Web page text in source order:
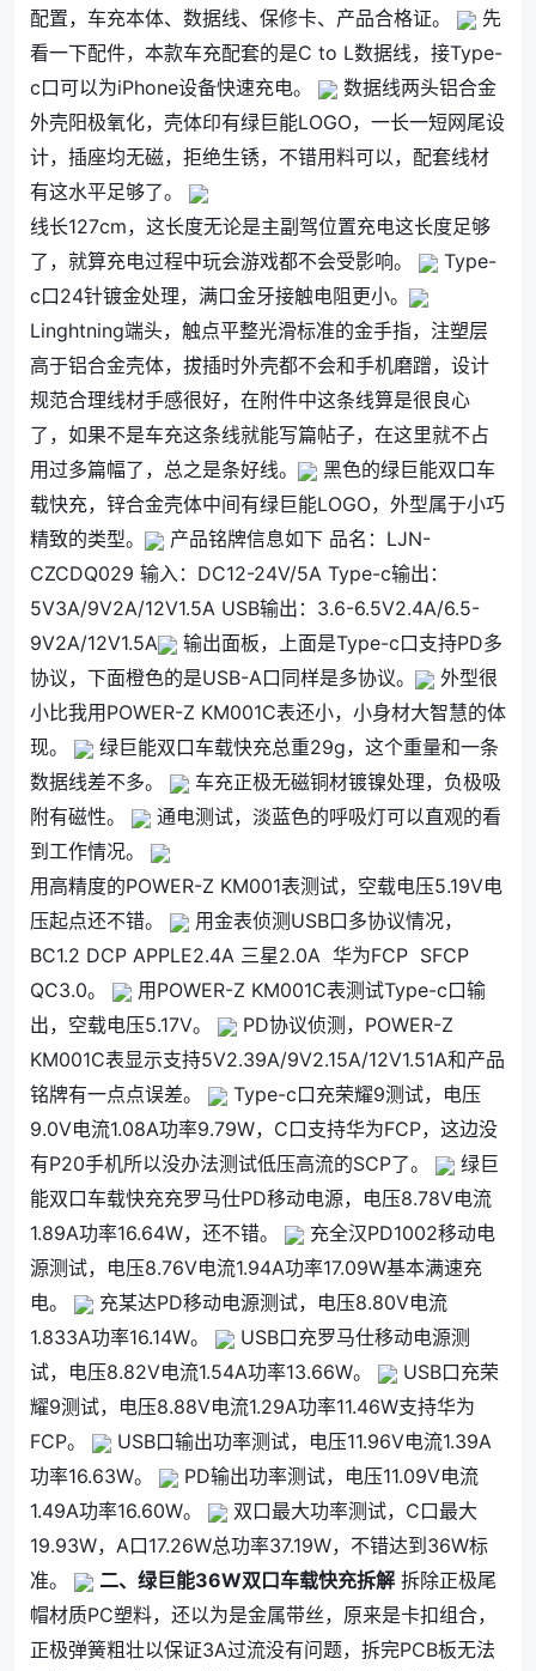
配置，车充本体、数据线、保修卡、产品合格证。
先
看一下配件，本款车充配套的是C to L数据线，接Type-
c口可以为iPhone设备快速充电。
数据线两头铝合金
外壳阳极氧化，壳体印有绿巨能LOGO，一长一短网尾设
计，插座均无磁，拒绝生锈，不错用料可以，配套线材
有这水平足够了。
线长127cm，这长度无论是主副驾位置充电这长度足够
了，就算充电过程中玩会游戏都不会受影响。
Type-
c口24针镀金处理，满口金牙接触电阻更小。
Linghtning端头，触点平整光滑标准的金手指，注塑层
高于铝合金壳体，拔插时外壳都不会和手机磨蹭，设计
规范合理线材手感很好，在附件中这条线算是很良心
了，如果不是车充这条线就能写篇帖子，在这里就不占
用过多篇幅了，总之是条好线。
黑色的绿巨能双口车
载快充，锌合金壳体中间有绿巨能LOGO，外型属于小巧
精致的类型。
产品铭牌信息如下 品名：LJN-
CZCDQ029 输入：DC12-24V/5A Type-c输出：
5V3A/9V2A/12V1.5A USB输出：3.6-6.5V2.4A/6.5-
9V2A/12V1.5A
输出面板，上面是Type-c口支持PD多
协议，下面橙色的是USB-A口同样是多协议。
外型很
小比我用POWER-Z KM001C表还小，小身材大智慧的体
现。
绿巨能双口车载快充总重29g，这个重量和一条
数据线差不多。
车充正极无磁铜材镀镍处理，负极吸
附有磁性。
通电测试，淡蓝色的呼吸灯可以直观的看
到工作情况。
用高精度的POWER-Z KM001表测试，空载电压5.19V电
压起点还不错。
用金表侦测USB口多协议情况，
BC1.2 DCP APPLE2.4A 三星2.0A 华为FCP SFCP
QC3.0。
用POWER-Z KM001C表测试Type-c口输
出，空载电压5.17V。
PD协议侦测，POWER-Z
KM001C表显示支持5V2.39A/9V2.15A/12V1.51A和产品
铭牌有一点点误差。
Type-c口充荣耀9测试，电压
9.0V电流1.08A功率9.79W，C口支持华为FCP，这边没
有P20手机所以没办法测试低压高流的SCP了。
绿巨
能双口车载快充充罗马仕PD移动电源，电压8.78V电流
1.89A功率16.64W，还不错。
充全汉PD1002移动电
源测试，电压8.76V电流1.94A功率17.09W基本满速充
电。
充某达PD移动电源测试，电压8.80V电流
1.833A功率16.14W。
USB口充罗马仕移动电源测
试，电压8.82V电流1.54A功率13.66W。
USB口充荣
耀9测试，电压8.88V电流1.29A功率11.46W支持华为
FCP。
USB口输出功率测试，电压11.96V电流1.39A
功率16.63W。
PD输出功率测试，电压11.09V电流
1.49A功率16.60W。
双口最大功率测试，C口最大
19.93W，A口17.26W总功率37.19W，不错达到36W标
准。
二、绿巨能36W双口车载快充拆解 拆除正极尾
帽材质PC塑料，还以为是金属带丝，原来是卡扣组合，
正极弹簧粗壮以保证3A过流没有问题，拆完PCB板无法